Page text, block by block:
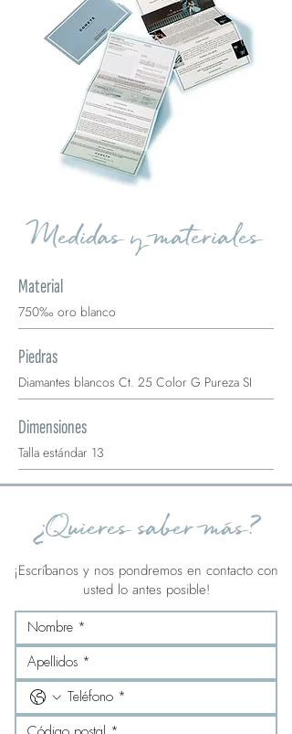
Medidas y materiales
Material
750‰ oro blanco
Piedras
Diamantes blancos Ct. 25 Color G Pureza SI
Dimensiones
Talla estándar 13
¿Quieres saber más?
¡Escríbanos y nos pondremos en contacto con
usted lo antes posible!